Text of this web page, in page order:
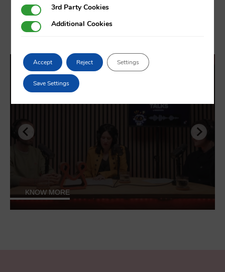
NEWS
Robots que mecanizan: automatización
avanzada en la máquina herramienta
KNOW MORE
3rd Party Cookies
3rd Party Cookies
Additional Cookies
Additional Cookies
Accept Reject Settings
Save Settings